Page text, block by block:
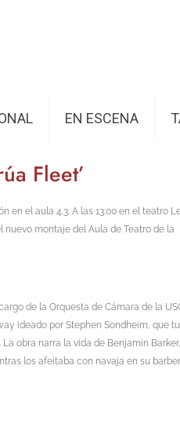
EN ESCENA
Fleet’
en el aula 4.3. A las 13:00 en el teatro
nuevo montaje del Aula de Teatro de la
de la Orquesta de Cámara de la
ideado por Stephen Sondheim, que
obra narra la vida de Benjamin
los afeitaba con navaja en su